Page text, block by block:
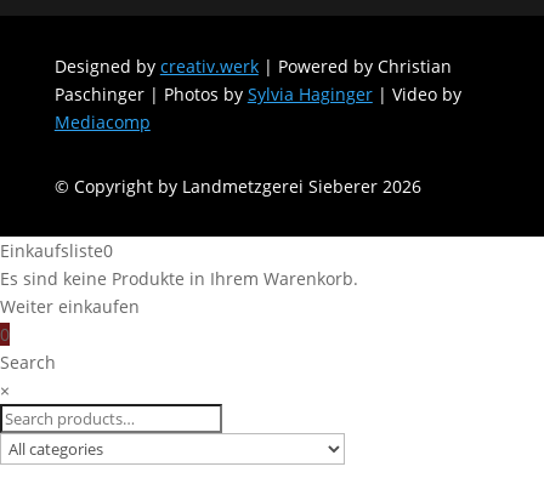
Designed by creativ.werk| Powered by Christian
Paschinger | Photos by Sylvia Haginger| Video by
Mediacomp
© Copyright by Landmetzgerei Sieberer 2026
Einkaufsliste0
Es sind keine Produkte in Ihrem Warenkorb.
Weiter einkaufen
0
Search
×